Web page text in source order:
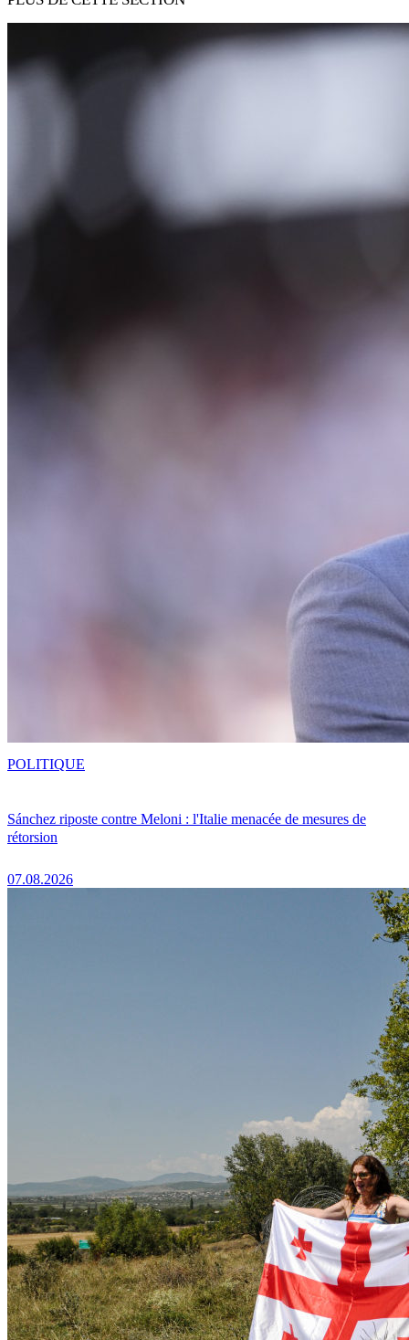
Sánchez riposte contre Meloni : l'Italie menacée de mesures de
rétorsion
07.08.2026
POLITIQUE